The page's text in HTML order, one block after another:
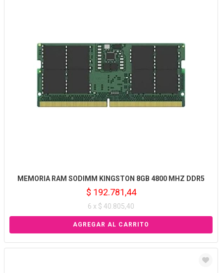
MEMORIA RAM SODIMM KINGSTON 8GB 4800 MHZ DDR5
$ 192.781,44
6 x $ 40.805,40